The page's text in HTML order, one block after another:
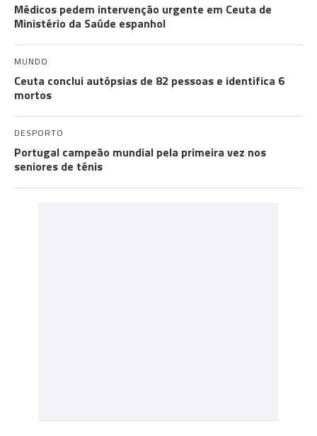
Médicos pedem intervenção urgente em Ceuta de
Ministério da Saúde espanhol
MUNDO
Ceuta conclui autópsias de 82 pessoas e identifica 6
mortos
DESPORTO
Portugal campeão mundial pela primeira vez nos
seniores de ténis